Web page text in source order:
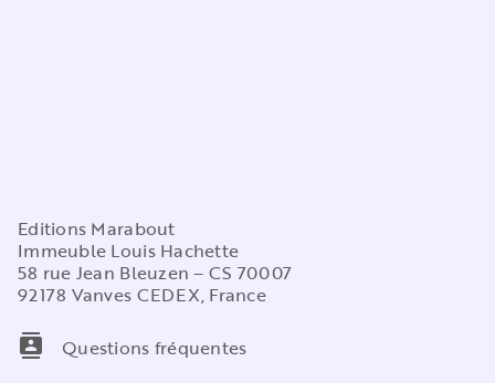
Editions Marabout
Immeuble Louis Hachette
58 rue Jean Bleuzen – CS 70007
92178 Vanves CEDEX, France
contacts
Questions fréquentes